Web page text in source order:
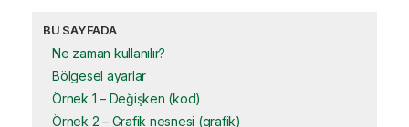
BU SAYFADA
Ne zaman kullanılır?
Bölgesel ayarlar
Örnek 1 – Değişken (kod)
Örnek 2 – Grafik nesnesi (grafik)